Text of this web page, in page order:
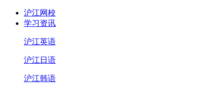
沪江网校
学习资讯
沪江英语
沪江日语
沪江韩语